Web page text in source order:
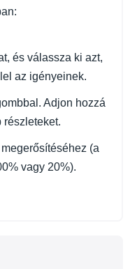
és válassza ki azt,
az igényeinek.
Adjon hozzá
részleteket.
(a
vagy 20%).